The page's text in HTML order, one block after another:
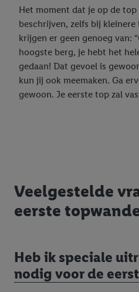
Het moment dat je op de
beschrijven, zelfs bij
krijgen er geen genoeg van:
hoogste berg, je hebt het
gedaan! Dat gevoel is
kun jij ook meemaken. Ga
gewoon. Je eerste top zal
Veelgestelde
eerste
Heb ik speciale
nodig voor de
identificatiecode aanmaken op
daarbij opgeeft, om u te
om u gepersonaliseerde
doeleinde kan uw gehashte e-
worden met andere
identificatiegegevens waarover
toegewezen werden.
gehashte e-mailadres en
identificatiegegevens/
SA beschikt, meerdere
Onder “Aanpassen” kunt u
meer informatie vinden over de
Door op “weigeren” te klikken,